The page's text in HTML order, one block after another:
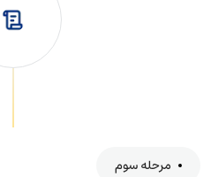
مرحله سوم